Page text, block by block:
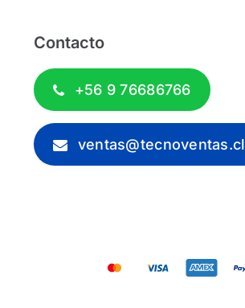
Contacto
+56 9 76686766
ventas@tecnoventas.cl